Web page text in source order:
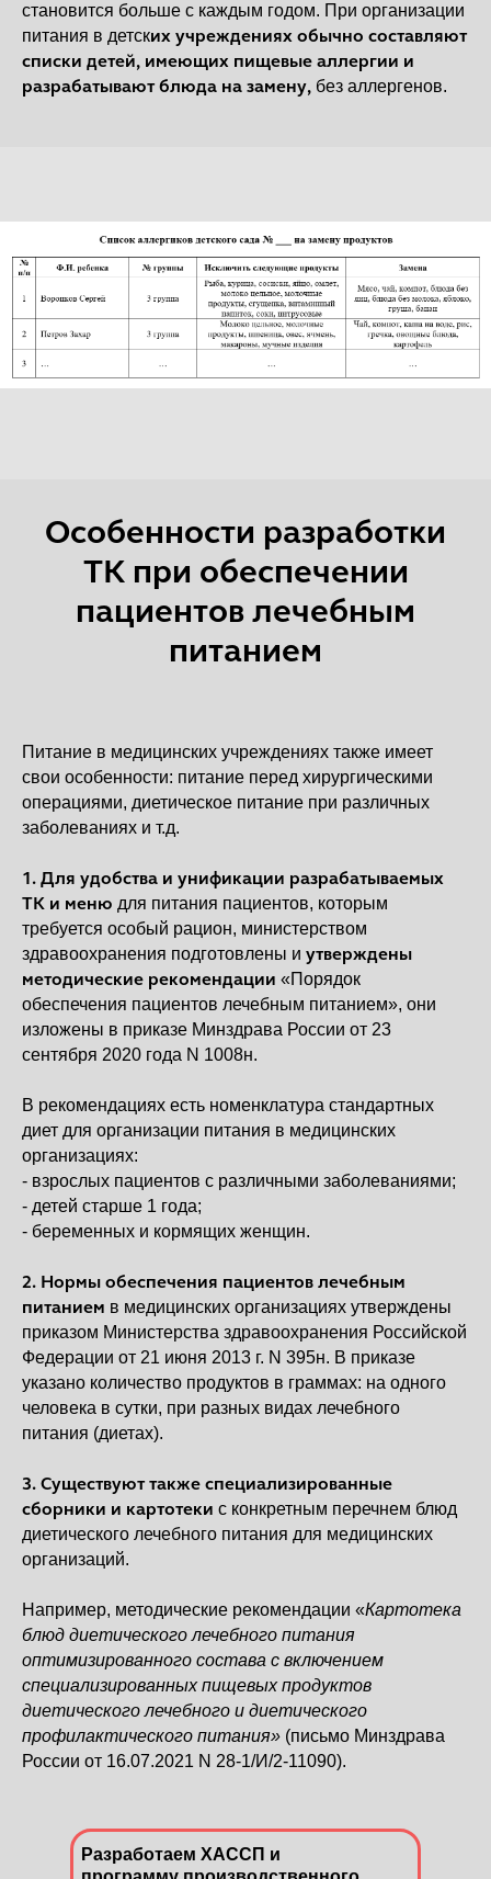
становится больше с каждым годом. При организации
питания в детских учреждениях обычно составляют
списки детей, имеющих пищевые аллергии и
разрабатывают блюда на замену, без аллергенов.
Особенности разработки
ТК при обеспечении
пациентов лечебным
питанием
Питание в медицинских учреждениях также имеет
свои особенности: питание перед хирургическими
операциями, диетическое питание при различных
заболеваниях и т.д.
1. Для удобства и унификации разрабатываемых
ТК и меню для питания пациентов, которым
требуется особый рацион, министерством
здравоохранения подготовлены и утверждены
методические рекомендации «Порядок
обеспечения пациентов лечебным питанием», они
изложены в приказе Минздрава России от 23
сентября 2020 года N 1008н.
В рекомендациях есть номенклатура стандартных
диет для организации питания в медицинских
организациях:
- взрослых пациентов с различными заболеваниями;
- детей старше 1 года;
- беременных и кормящих женщин.
2. Нормы обеспечения пациентов лечебным
питанием в медицинских организациях утверждены
приказом Министерства здравоохранения Российской
Федерации от 21 июня 2013 г. N 395н. В приказе
указано количество продуктов в граммах: на одного
человека в сутки, при разных видах лечебного
питания (диетах).
3. Существуют также специализированные
сборники и картотеки с конкретным перечнем блюд
диетического лечебного питания для медицинских
организаций.
Например, методические рекомендации «Картотека
блюд диетического лечебного питания
оптимизированного состава с включением
специализированных пищевых продуктов
диетического лечебного и диетического
профилактического питания» (письмо Минздрава
России от 16.07.2021 N 28-1/И/2-11090).
Разработаем ХАССП и
Подробнее